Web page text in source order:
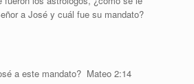
a José y cuál fue su mandato?
a este mandato? Mateo 2:14